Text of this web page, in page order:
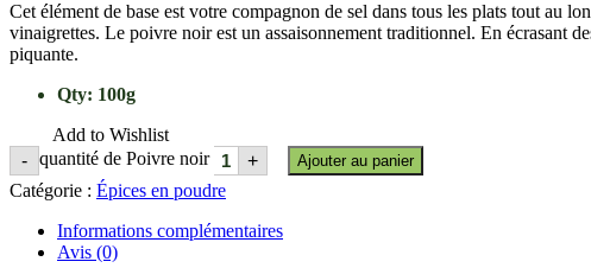
Cet élément de base est votre compagnon de sel dans tous les plats tout au
vinaigrettes. Le poivre noir est un assaisonnement traditionnel. En écrasant
piquante.
Qty: 100g
Add to Wishlist
- quantité de Poivre noir + Ajouter au panier
Catégorie : Épices en poudre
Informations complémentaires
Avis (0)